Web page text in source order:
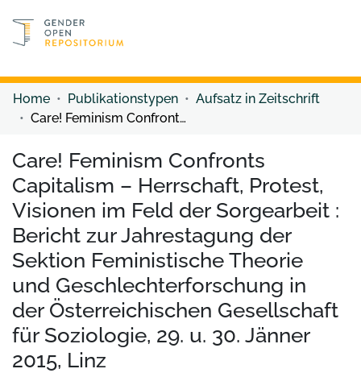
Discover content
Home Publikationstypen
Aufsatz in Zeitschrift
Care! Feminism Confronts Capitalism – Herrschaft, Protest, Visionen im Feld der Sorgearbeit : Bericht zur Jahrestagung der Sektion Feministische Theorie und Geschlechterforschung in der Österreichischen Gesellschaft für Soziologie, 29. u. 30. Jänner 2015, Linz
Care! Feminism Confronts
Capitalism – Herrschaft, Protest,
Visionen im Feld der Sorgearbeit :
Bericht zur Jahrestagung der
Sektion Feministische Theorie
und Geschlechterforschung in
der Österreichischen Gesellschaft
für Soziologie, 29. u. 30. Jänner
2015, Linz